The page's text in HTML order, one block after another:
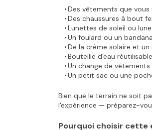
Des vêtements que
Des chaussures à bout
Lunettes de soleil ou
Un foulard ou un
De la crème solaire et
Bouteille d'eau réutilisable
Un change de
Un petit sac ou une
Bien que le terrain ne soit
l'expérience — préparez-
Pourquoi choisir cette